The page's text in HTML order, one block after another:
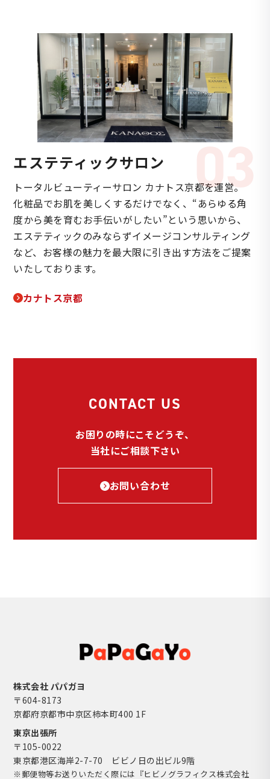
エステティックサロン 03
トータルビューティーサロン カナトス京都を運営。
化粧品でお肌を美しくするだけでなく、“あらゆる角
度から美を育むお手伝いがしたい”という思いから、
エステティックのみならずイメージコンサルティング
など、お客様の魅力を最大限に引き出す方法をご提案
いたしております。
カナトス京都
CONTACT US
お困りの時にこそどうぞ、
当社にご相談下さい
お問い合わせ
株式会社 パパガヨ
〒604-8173
京都府京都市中京区柿本町400 1F
東京出張所
〒105-0022
東京都港区海岸2-7-70 ビビノ日の出ビル9階
※郵便物等お送りいただく際には『ヒビノグラフィクス株式会社